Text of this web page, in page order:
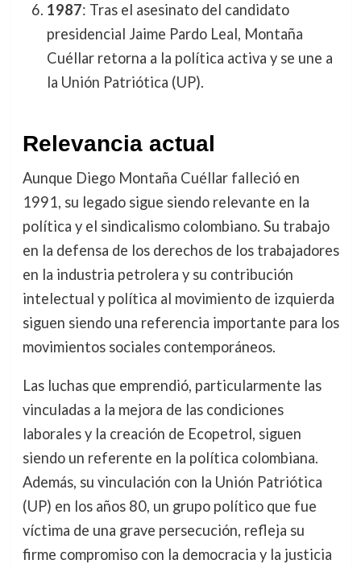
1987: Tras el asesinato del candidato
presidencial Jaime Pardo Leal, Montaña
Cuéllar retorna a la política activa y se une a
la Unión Patriótica (UP).
Relevancia actual
Aunque Diego Montaña Cuéllar falleció en
1991, su legado sigue siendo relevante en la
política y el sindicalismo colombiano. Su trabajo
en la defensa de los derechos de los trabajadores
en la industria petrolera y su contribución
intelectual y política al movimiento de izquierda
siguen siendo una referencia importante para los
movimientos sociales contemporáneos.
Las luchas que emprendió, particularmente las
vinculadas a la mejora de las condiciones
laborales y la creación de Ecopetrol, siguen
siendo un referente en la política colombiana.
Además, su vinculación con la Unión Patriótica
(UP) en los años 80, un grupo político que fue
víctima de una grave persecución, refleja su
firme compromiso con la democracia y la justicia